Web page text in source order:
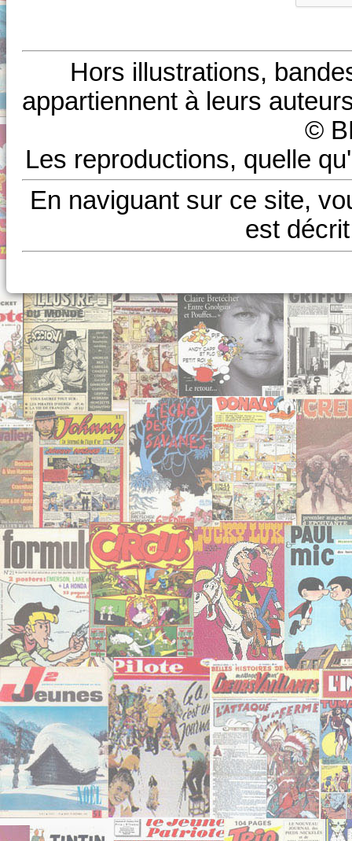
Hors illustrations,
appartiennent à leurs
©
Les reproductions, quelle
En naviguant sur ce site,
est